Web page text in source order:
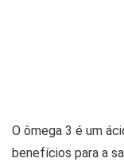
O ômega 3 é um
benefícios para a